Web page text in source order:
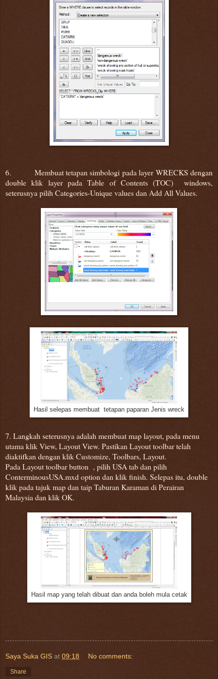
6. Membuat tetapan simbologi pada layer WRECKS dengan
double klik layer pada Table of Contents (TOC) windows,
seterusnya pilih Categories-Unique values dan Add All Values.
Hasil selepas membuat tetapan paparan Jenis wreck
7. Langkah seterusnya adalah membuat map layout, pada menu
utama klik View, Layout View. Pastikan Layout toolbar telah
diaktifkan dengan klik Customize, Toolbars, Layout.
Pada Layout toolbar button , pilih USA tab dan pilih
ConterminousUSA.mxd option dan klik finish. Selepas itu, double
klik pada tajuk map dan taip Taburan Karaman di Perairan
Malaysia dan klik OK.
Hasil map yang telah dibuat dan anda boleh mula cetak
Saya Suka GIS at 09:18 No comments:
Share